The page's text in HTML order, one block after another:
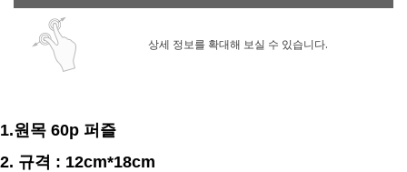
상세 정보를 확대해 보실 수 있습니다.
1.원목 60p 퍼즐
2. 규격 : 12cm*18cm